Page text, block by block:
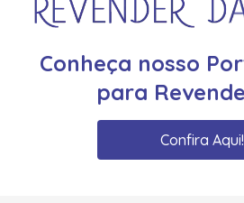
Conheça nosso
para
Confira Aqui!